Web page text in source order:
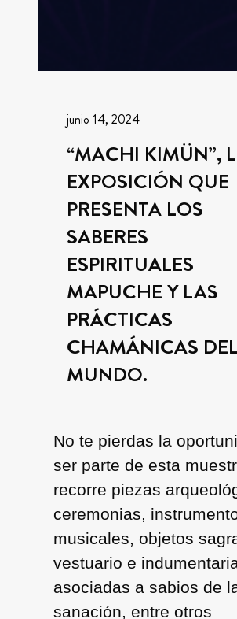
junio 14, 2024
“MACHI KIMÜN”,
EXPOSICIÓN QUE
PRESENTA LOS
SABERES
ESPIRITUALES
MAPUCHE Y LAS
PRÁCTICAS
CHAMÁNICAS DEL
MUNDO.
No te pierdas la
ser parte de esta
recorre piezas
ceremonias,
musicales, objetos
vestuario e
asociadas a sabios de
sanación, entre otros